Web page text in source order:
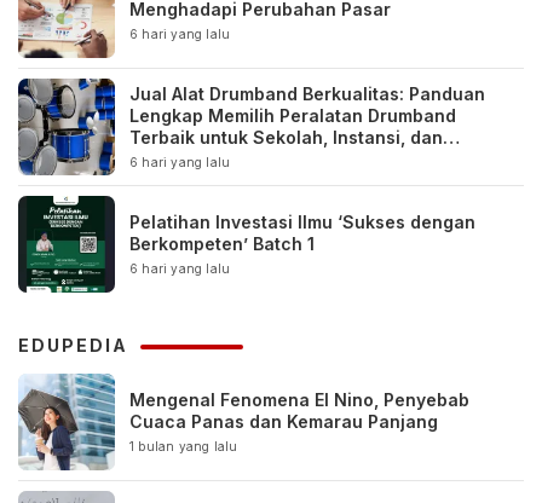
Menghadapi Perubahan Pasar
6 hari yang lalu
Jual Alat Drumband Berkualitas: Panduan
Lengkap Memilih Peralatan Drumband
Terbaik untuk Sekolah, Instansi, dan
Komunitas
6 hari yang lalu
Pelatihan Investasi Ilmu ‘Sukses dengan
Berkompeten’ Batch 1
6 hari yang lalu
EDUPEDIA
Mengenal Fenomena El Nino, Penyebab
Cuaca Panas dan Kemarau Panjang
1 bulan yang lalu